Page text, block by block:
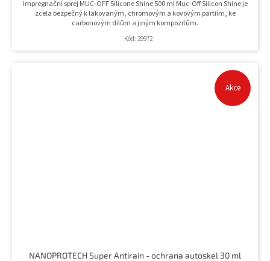
Impregnační sprej MUC-OFF Silicone Shine 500 ml Muc-Off Silicon Shine je
zcela bezpečný k lakovaným, chromovým a kovovým partiím, ke
carbonovým dílům a jiným kompozitům.
Kód: 29972
Akce
NANOPROTECH Super Antirain - ochrana autoskel 30 ml